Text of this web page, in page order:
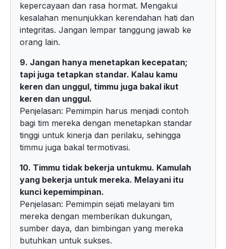
kepercayaan dan rasa hormat. Mengakui
kesalahan menunjukkan kerendahan hati dan
integritas. Jangan lempar tanggung jawab ke
orang lain.
9. Jangan hanya menetapkan kecepatan;
tapi juga tetapkan standar. Kalau kamu
keren dan unggul, timmu juga bakal ikut
keren dan unggul.
Penjelasan: Pemimpin harus menjadi contoh
bagi tim mereka dengan menetapkan standar
tinggi untuk kinerja dan perilaku, sehingga
timmu juga bakal termotivasi.
10. Timmu tidak bekerja untukmu. Kamulah
yang bekerja untuk mereka. Melayani itu
kunci kepemimpinan.
Penjelasan: Pemimpin sejati melayani tim
mereka dengan memberikan dukungan,
sumber daya, dan bimbingan yang mereka
butuhkan untuk sukses.